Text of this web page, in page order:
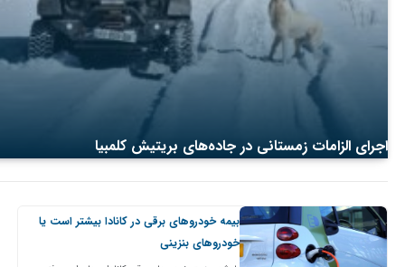
اجرای الزامات زمستانی در جاده‌های بریتیش کلمبیا
بیمه خودروهای برقی در کانادا بیشتر است یا
خودروهای بنزینی